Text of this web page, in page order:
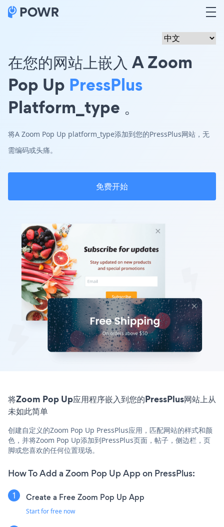
在您的网站上嵌入 A Zoom
Pop Up PressPlus
Platform_type 。
将A Zoom Pop Up platform_type添加到您的PressPlus网站，无
需编码或头痛。
免费开始
将Zoom Pop Up应用程序嵌入到您的PressPlus网站上从
未如此简单
创建自定义的Zoom Pop Up PressPlus应用，匹配网站的样式和颜
色，并将Zoom Pop Up添加到PressPlus页面，帖子，侧边栏，页
脚或您喜欢的任何位置现场。
How To Add a Zoom Pop Up App on PressPlus:
Create a Free Zoom Pop Up App
Start for free now